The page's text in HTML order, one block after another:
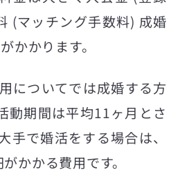
(マッチング手数料) 成婚
かかります。
についてでは成婚する方
動期間は平均11ヶ月とさ
手で婚活をする場合は、
かかる費用です。